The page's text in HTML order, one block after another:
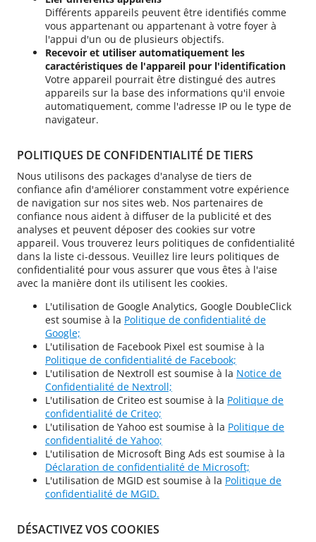
Différents appareils peuvent être identifiés comme
vous appartenant ou appartenant à votre foyer à
l'appui d'un ou de plusieurs objectifs.
Recevoir et utiliser automatiquement les
caractéristiques de l'appareil pour l'identification
Votre appareil pourrait être distingué des autres
appareils sur la base des informations qu'il envoie
automatiquement, comme l'adresse IP ou le type de
navigateur.
POLITIQUES DE CONFIDENTIALITÉ DE TIERS
Nous utilisons des packages d'analyse de tiers de
confiance afin d'améliorer constamment votre expérience
de navigation sur nos sites web. Nos partenaires de
confiance nous aident à diffuser de la publicité et des
analyses et peuvent déposer des cookies sur votre
appareil. Vous trouverez leurs politiques de confidentialité
dans la liste ci-dessous. Veuillez lire leurs politiques de
confidentialité pour vous assurer que vous êtes à l'aise
avec la manière dont ils utilisent les cookies.
L'utilisation de Google Analytics, Google DoubleClick
est soumise à la Politique de confidentialité de
Google;
L'utilisation de Facebook Pixel est soumise à la
Politique de confidentialité de Facebook;
L'utilisation de Nextroll est soumise à la Notice de
Confidentialité de Nextroll;
L'utilisation de Criteo est soumise à la Politique de
confidentialité de Criteo;
L'utilisation de Yahoo est soumise à la Politique de
confidentialité de Yahoo;
L'utilisation de Microsoft Bing Ads est soumise à la
Déclaration de confidentialité de Microsoft;
L'utilisation de MGID est soumise à la Politique de
confidentialité de MGID.
DÉSACTIVEZ VOS COOKIES